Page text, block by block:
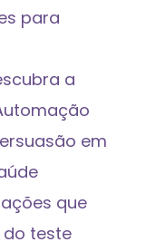
para
a
em
que
teste